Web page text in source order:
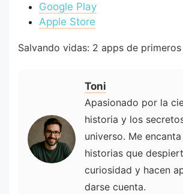
Google Play
Apple Store
Salvando vidas: 2 apps de
Toni
Apasionado por la
historia y los
universo. Me
historias que
curiosidad y hacen
darse cuenta.